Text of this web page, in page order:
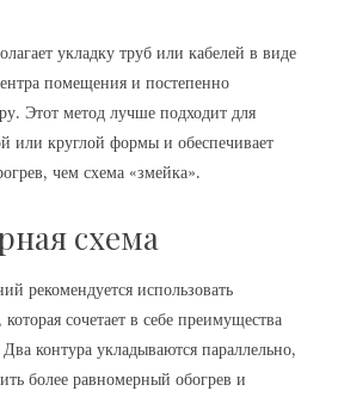
укладку труб или кабелей в виде
помещения и постепенно
Этот метод лучше подходит для
или круглой формы и обеспечивает
чем схема «змейка».
схема
рекомендуется использовать
сочетает в себе преимущества
контура укладываются параллельно,
более равномерный обогрев и